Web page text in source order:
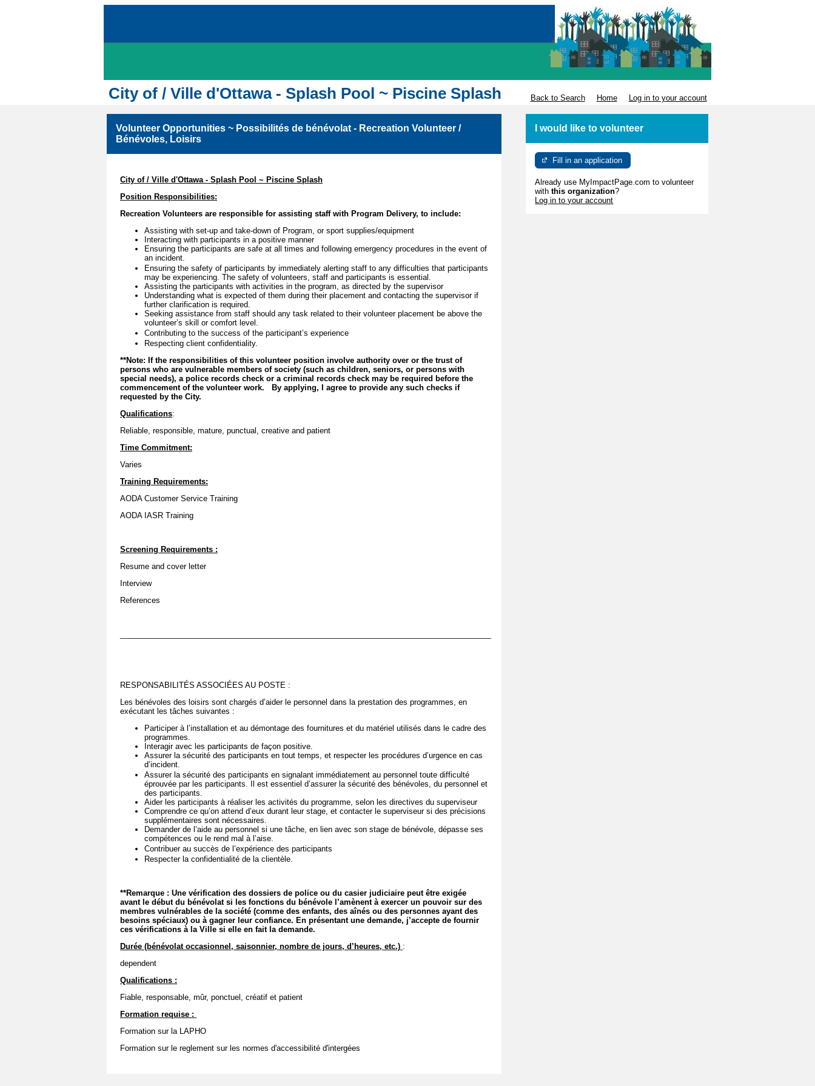
City of / Ville d'Ottawa - Splash Pool ~ Piscine Splash Back to Search Home Log in to your account
Volunteer Opportunities ~ Possibilités de bénévolat - Recreation Volunteer /
Bénévoles, Loisirs
City of / Ville d'Ottawa - Splash Pool ~ Piscine Splash
Position Responsibilities:
Recreation Volunteers are responsible for assisting staff with Program Delivery, to include:
Assisting with set-up and take-down of Program, or sport supplies/equipment
Interacting with participants in a positive manner
Ensuring the participants are safe at all times and following emergency procedures in the event of
an incident.
Ensuring the safety of participants by immediately alerting staff to any difficulties that participants
may be experiencing. The safety of volunteers, staff and participants is essential.
Assisting the participants with activities in the program, as directed by the supervisor
Understanding what is expected of them during their placement and contacting the supervisor if
further clarification is required.
Seeking assistance from staff should any task related to their volunteer placement be above the
volunteer’s skill or comfort level.
Contributing to the success of the participant’s experience
Respecting client confidentiality.
**Note: If the responsibilities of this volunteer position involve authority over or the trust of
persons who are vulnerable members of society (such as children, seniors, or persons with
special needs), a police records check or a criminal records check may be required before the
commencement of the volunteer work. By applying, I agree to provide any such checks if
requested by the City.
Qualifications:
Reliable, responsible, mature, punctual, creative and patient
Time Commitment:
Varies
Training Requirements:
AODA Customer Service Training
AODA IASR Training
Screening Requirements :
Resume and cover letter
Interview
References
RESPONSABILITÉS ASSOCIÉES AU POSTE :
Les bénévoles des loisirs sont chargés d’aider le personnel dans la prestation des programmes, en
exécutant les tâches suivantes :
Participer à l’installation et au démontage des fournitures et du matériel utilisés dans le cadre des
programmes.
Interagir avec les participants de façon positive.
Assurer la sécurité des participants en tout temps, et respecter les procédures d’urgence en cas
d’incident.
Assurer la sécurité des participants en signalant immédiatement au personnel toute difficulté
éprouvée par les participants. Il est essentiel d’assurer la sécurité des bénévoles, du personnel et
des participants.
Aider les participants à réaliser les activités du programme, selon les directives du superviseur
Comprendre ce qu’on attend d’eux durant leur stage, et contacter le superviseur si des précisions
supplémentaires sont nécessaires.
Demander de l’aide au personnel si une tâche, en lien avec son stage de bénévole, dépasse ses
compétences ou le rend mal à l’aise.
Contribuer au succès de l’expérience des participants
Respecter la confidentialité de la clientèle.
**Remarque : Une vérification des dossiers de police ou du casier judiciaire peut être exigée
avant le début du bénévolat si les fonctions du bénévole l’amènent à exercer un pouvoir sur des
membres vulnérables de la société (comme des enfants, des aînés ou des personnes ayant des
besoins spéciaux) ou à gagner leur confiance. En présentant une demande, j’accepte de fournir
ces vérifications à la Ville si elle en fait la demande.
Durée (bénévolat occasionnel, saisonnier, nombre de jours, d’heures, etc.) :
dependent
Qualifications :
Fiable, responsable, mûr, ponctuel, créatif et patient
Formation requise :
Formation sur la LAPHO
Formation sur le reglement sur les normes d'accessibilité d'intergées
I would like to volunteer
Fill in an application
Already use MyImpactPage.com to volunteer
withthis organization?
Log in to your account